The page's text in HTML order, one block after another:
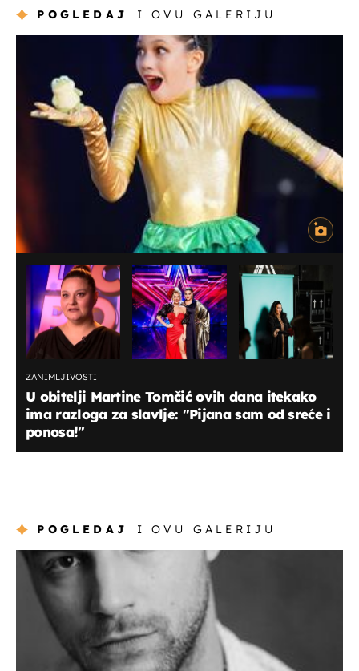
POGLEDAJ I OVU GALERIJU
ZANIMLJIVOSTI
U obitelji Martine Tomčić ovih dana itekako
ima razloga za slavlje: "Pijana sam od sreće i
ponosa!"
POGLEDAJ I OVU GALERIJU